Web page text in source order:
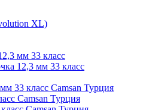
XL)
мм 33 класс
12,3 мм 33 класс
33 класс Camsan Турция
Camsan Турция